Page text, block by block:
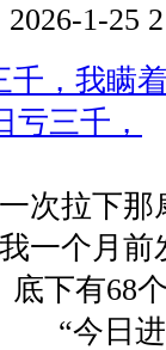
2026-1-25
千，我瞒
拉下那
个月前
下有68个
” “今